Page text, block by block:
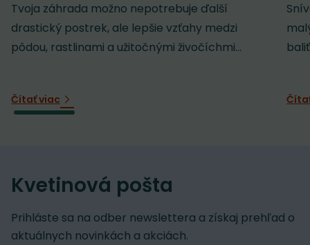
Tvoja záhrada možno nepotrebuje ďalší
drastický postrek, ale lepšie vzťahy medzi
pôdou, rastlinami a užitočnými živočíchmi...
Čítať viac
Kvetinová pošta
Prihláste sa na odber newslettera a získaj prehľad o
aktuálnych novinkách a akciách.